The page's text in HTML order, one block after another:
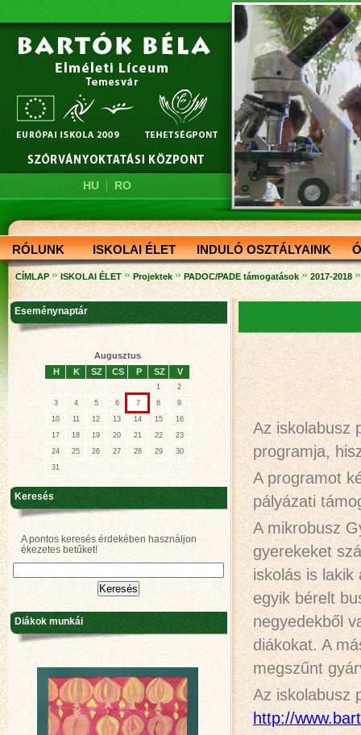
HU| RO
RÓLUNK ISKOLAI ÉLET INDULÓ OSZTÁLYAINK
CÍMLAP » ISKOLAI ÉLET » Projektek » PADOC/PADE támogatások » 2017-2018 »
Az iskolabusz
programja,
A programot
pályázati
A mikrobusz
gyerekeket
iskolás is lakik
egyik bérelt
negyedekből
diákokat. A
megszűnt
Az iskolabusz
http://
Eseménynaptár
Augusztus
H
K SZ CS P SZ V
1
2
3
4 5 6 7 8
9
10
11 12 13 14 15
16
17
18 19 20 21 22
23
24
25 26 27 28 29
30
31
Keresés
A pontos keresés érdekében használjon
ékezetes betűket!
Diákok munkái